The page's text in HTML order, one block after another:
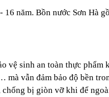
16 năm. Bồn nước Sơn Hà
vệ sinh an toàn thực
vẫn đảm bảo độ bền
chống bị giòn vỡ khi để